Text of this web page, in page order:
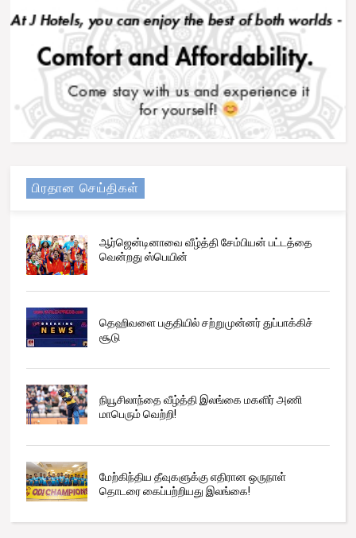
பிரதான செய்திகள்
ஆர்ஜென்டினாவை வீழ்த்தி சேம்பியன் பட்டத்தை
வென்றது ஸ்பெயின்
தெஹிவளை பகுதியில் சற்றுமுன்னர் துப்பாக்கிச்
சூடு
நியூசிலாந்தை வீழ்த்தி இலங்கை மகளிர் அணி
மாபெரும் வெற்றி!
மேற்கிந்திய தீவுகளுக்கு எதிரான ஒருநாள்
தொடரை கைப்பற்றியது இலங்கை!